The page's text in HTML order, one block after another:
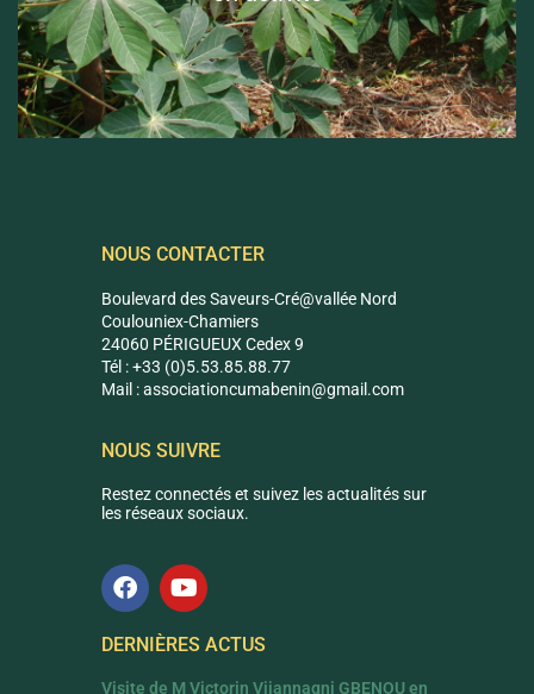
NOUS CONTACTER
Boulevard des Saveurs-Cré@vallée Nord
Coulouniex-Chamiers
24060 PÉRIGUEUX Cedex 9
Tél : +33 (0)5.53.85.88.77
Mail :associationcumabenin@gmail.com
NOUS SUIVRE
Restez connectés et suivez les actualités sur
les réseaux sociaux.
DERNIÈRES ACTUS
Visite de M Victorin Vijannagni GBENOU en